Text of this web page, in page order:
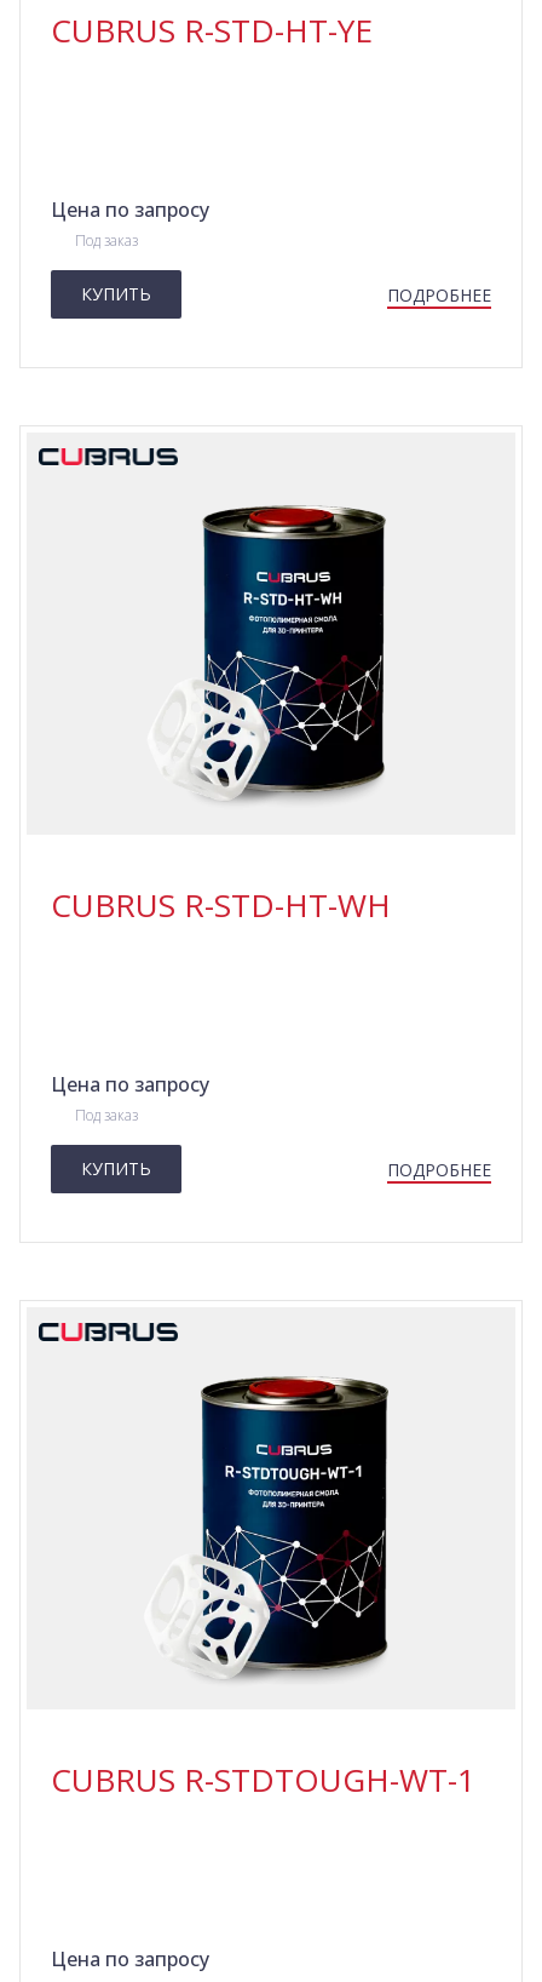
CUBRUS R-STD-HT-YE
Цена по запросу
Под заказ
КУПИТЬ ПОДРОБНЕЕ
CUBRUS R-STD-HT-WH
Цена по запросу
Под заказ
КУПИТЬ ПОДРОБНЕЕ
CUBRUS R-STDTOUGH-WT-1
Цена по запросу